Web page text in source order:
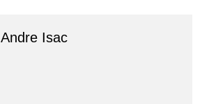
Andre Isac